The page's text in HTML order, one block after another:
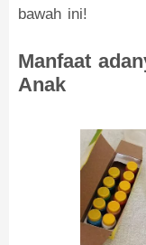
bawah ini!
Manfaat
Anak